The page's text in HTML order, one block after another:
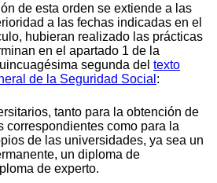
de esta orden se extiende a las
a las fechas indicadas en el
hubieran realizado las prácticas
en el apartado 1 de la
segunda del texto
de la Seguridad Social :
tanto para la obtención de
correspondientes como para la
de las universidades, ya sea un
un diploma de
de experto.